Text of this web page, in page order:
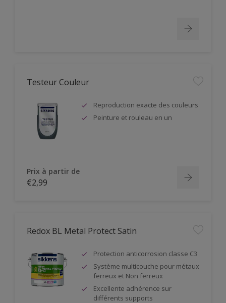
Testeur Couleur
Reproduction exacte des couleurs
Peinture et rouleau en un
Prix à partir de
€2,99
Redox BL Metal Protect Satin
Protection anticorrosion classe C3
Système multicouche pour métaux
ferreux et Non ferreux
Excellente adhérence sur
différents supports